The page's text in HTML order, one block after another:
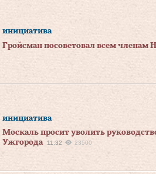
инициатива
Гройсман посоветовал всем членам
инициатива
Москаль просит уволить
Ужгорода
11:32 23500